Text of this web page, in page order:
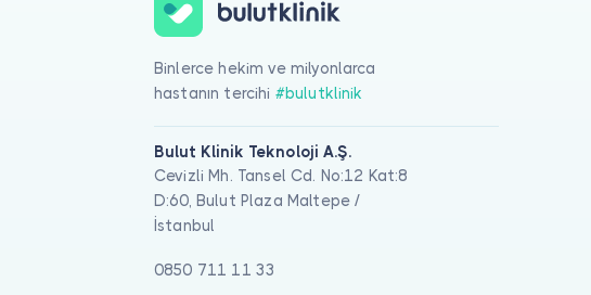
Binlerce hekim ve milyonlarca
hastanın tercihi #bulutklinik
Bulut Klinik Teknoloji A.Ş.
Cevizli Mh. Tansel Cd. No:12 Kat:8
D:60, Bulut Plaza Maltepe /
İstanbul
0850 711 11 33